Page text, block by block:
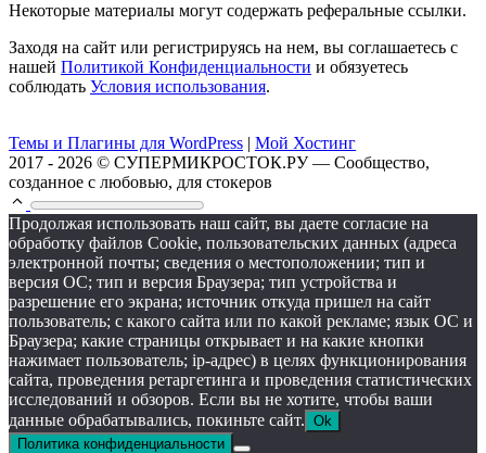
Некоторые материалы могут содержать реферальные ссылки.
Заходя на сайт или регистрируясь на нем, вы соглашаетесь с
нашей Политикой Конфиденциальности и обязуетесь
соблюдать Условия использования.
Темы и Плагины для WordPress
Мой Хостинг
2017 - 2026 © СУПЕРМИКРОСТОК.РУ — Сообщество,
созданное с любовью, для стокеров
Продолжая использовать наш сайт, вы даете согласие на
обработку файлов Cookie, пользовательских данных (адреса
электронной почты; сведения о местоположении; тип и
версия ОС; тип и версия Браузера; тип устройства и
разрешение его экрана; источник откуда пришел на сайт
пользователь; с какого сайта или по какой рекламе; язык ОС и
Браузера; какие страницы открывает и на какие кнопки
нажимает пользователь; ip-адрес) в целях функционирования
сайта, проведения ретаргетинга и проведения статистических
исследований и обзоров. Если вы не хотите, чтобы ваши
данные обрабатывались, покиньте сайт. Ok
Политика конфиденциальности